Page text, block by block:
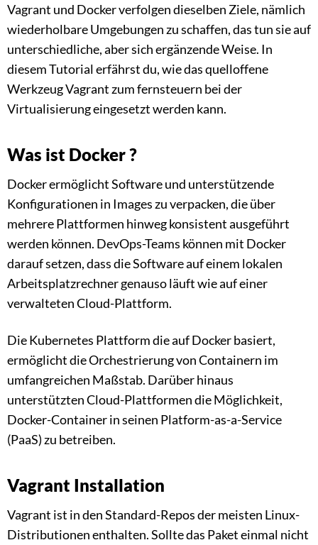
Vagrant und Docker verfolgen dieselben Ziele, nämlich
wiederholbare Umgebungen zu schaffen, das tun sie auf
unterschiedliche, aber sich ergänzende Weise. In
diesem Tutorial erfährst du, wie das quelloffene
Werkzeug Vagrant zum fernsteuern bei der
Virtualisierung eingesetzt werden kann.
Was ist Docker ?
Docker ermöglicht Software und unterstützende
Konfigurationen in Images zu verpacken, die über
mehrere Plattformen hinweg konsistent ausgeführt
werden können. DevOps-Teams können mit Docker
darauf setzen, dass die Software auf einem lokalen
Arbeitsplatzrechner genauso läuft wie auf einer
verwalteten Cloud-Plattform.
Die Kubernetes Plattform die auf Docker basiert,
ermöglicht die Orchestrierung von Containern im
umfangreichen Maßstab. Darüber hinaus
unterstützten Cloud-Plattformen die Möglichkeit,
Docker-Container in seinen Platform-as-a-Service
(PaaS) zu betreiben.
Vagrant Installation
Vagrant ist in den Standard-Repos der meisten Linux-
Distributionen enthalten. Sollte das Paket einmal nicht